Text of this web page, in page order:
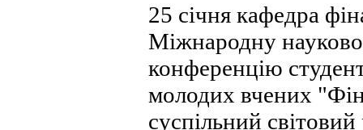
25 січня кафедра
Міжнародну
конференцію
молодих вчених
суспільний